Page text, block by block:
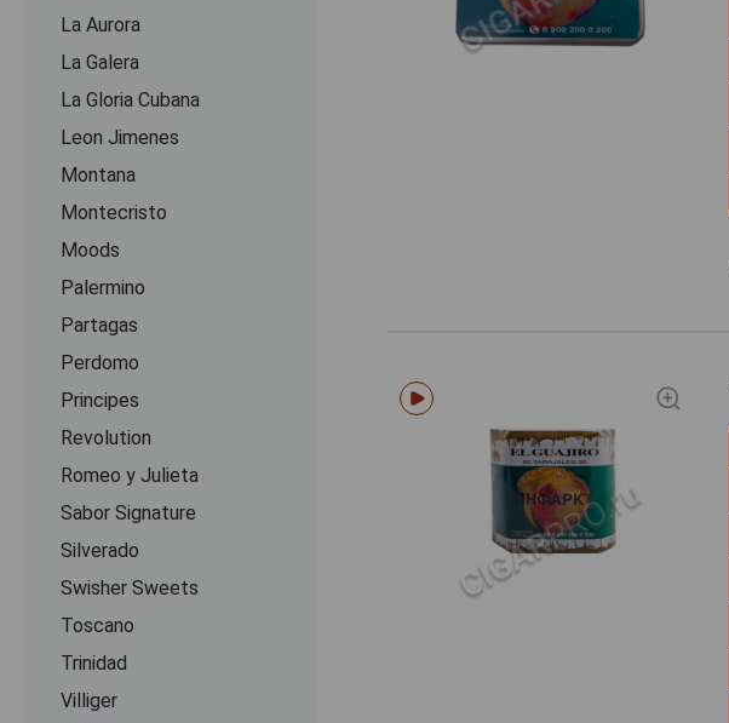
La Aurora
La Galera
La Gloria Cubana
Leon Jimenes
Montana
Montecristo
Moods
Palermino
Partagas
Perdomo
Principes
Revolution
Romeo y Julieta
Sabor Signature
Silverado
Swisher Sweets
Toscano
Trinidad
Villiger